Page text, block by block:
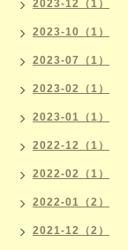
2023-12（1）
2023-10（1）
2023-07（1）
2023-02（1）
2023-01（1）
2022-12（1）
2022-02（1）
2022-01（2）
2021-12（2）